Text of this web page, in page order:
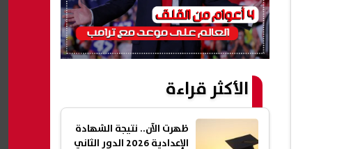
الأكثر قراءة
ظهرت الآن.. نتيجة الشهادة
الإعدادية 2026 الدور الثاني